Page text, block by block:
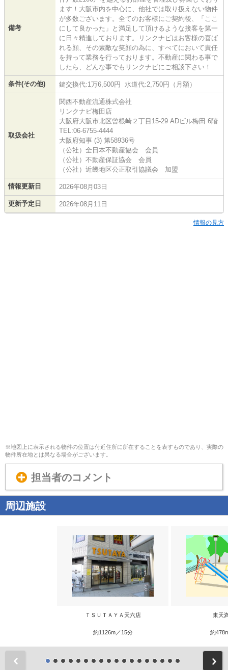
備考
ます！大阪市内を中心に、他社では取り扱えない物件
が多数ございます。全てのお客様にご契約後、「ここ
にして良かった」と満足して頂けるような接客を第一
に日々精進しております。リンクナビはお客様の喜ば
れる顔、その素敵な笑顔の為に、すべてにおいて責任
を持って業務を行っております。不動産に関わる事で
したら、どんな事でもリンクナビにご相談下さい！
条件(その他) 鍵交換代:1万6,500円 水道代:2,750円（月額）
取扱会社
関西不動産流通株式会社
リンクナビ梅田店
大阪府大阪市北区曾根崎２丁目15-29 ADビル梅田 6階
TEL:06-6755-4444
大阪府知事 (3) 第58936号
（公社）全日本不動産協会 会員
（公社）不動産保証協会 会員
（公社）近畿地区公正取引協議会 加盟
情報更新日 2026年08月03日
更新予定日 2026年08月11日
情報の見方
※地図上に表示される物件の位置は付近住所に所在することを表すものであり、実際の
物件所在地とは異なる場合がございます。
担当者のコメント
周辺施設
ＴＳＵＴＡＹＡ天六店
約1126m／15分
東天
約